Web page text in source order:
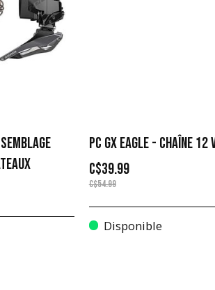
PC GX EAGLE - CHAÎNE 12
C$39.99
C$54.99
Disponible